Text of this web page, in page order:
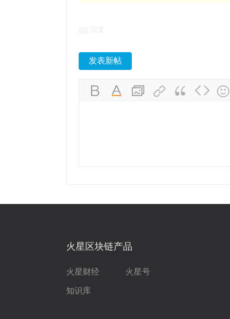
发表新帖
火星区块链产品
火星财经 火星号
知识库